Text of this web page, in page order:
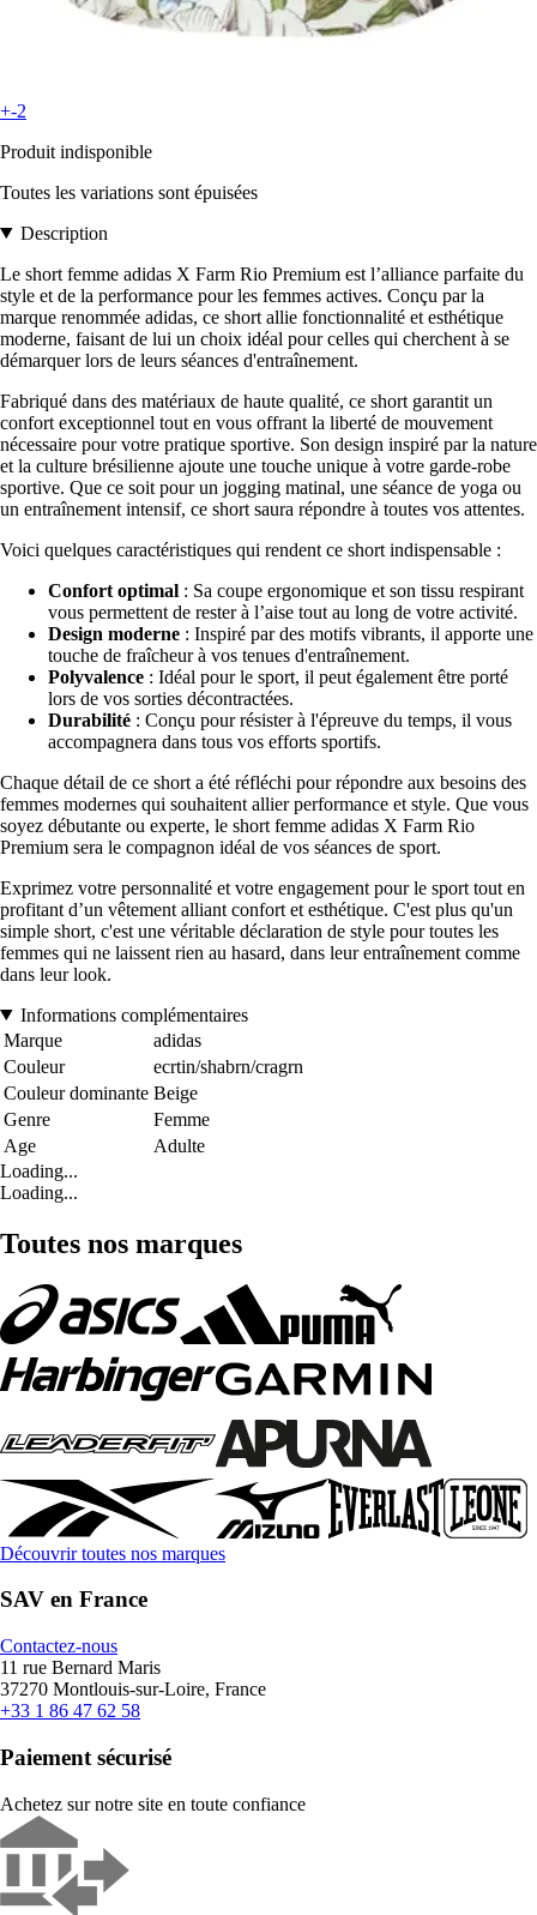
+-2
Produit indisponible
Toutes les variations sont épuisées
Description
Le short femme adidas X Farm Rio Premium est l’alliance parfaite du
style et de la performance pour les femmes actives. Conçu par la
marque renommée adidas, ce short allie fonctionnalité et esthétique
moderne, faisant de lui un choix idéal pour celles qui cherchent à se
démarquer lors de leurs séances d'entraînement.
Fabriqué dans des matériaux de haute qualité, ce short garantit un
confort exceptionnel tout en vous offrant la liberté de mouvement
nécessaire pour votre pratique sportive. Son design inspiré par la nature
et la culture brésilienne ajoute une touche unique à votre garde-robe
sportive. Que ce soit pour un jogging matinal, une séance de yoga ou
un entraînement intensif, ce short saura répondre à toutes vos attentes.
Voici quelques caractéristiques qui rendent ce short indispensable :
Confort optimal : Sa coupe ergonomique et son tissu respirant
vous permettent de rester à l’aise tout au long de votre activité.
Design moderne : Inspiré par des motifs vibrants, il apporte une
touche de fraîcheur à vos tenues d'entraînement.
Polyvalence : Idéal pour le sport, il peut également être porté
lors de vos sorties décontractées.
Durabilité : Conçu pour résister à l'épreuve du temps, il vous
accompagnera dans tous vos efforts sportifs.
Chaque détail de ce short a été réfléchi pour répondre aux besoins des
femmes modernes qui souhaitent allier performance et style. Que vous
soyez débutante ou experte, le short femme adidas X Farm Rio
Premium sera le compagnon idéal de vos séances de sport.
Exprimez votre personnalité et votre engagement pour le sport tout en
profitant d’un vêtement alliant confort et esthétique. C'est plus qu'un
simple short, c'est une véritable déclaration de style pour toutes les
femmes qui ne laissent rien au hasard, dans leur entraînement comme
dans leur look.
Informations complémentaires
Marque
adidas
Couleur
ecrtin/shabrn/cragrn
Couleur dominante Beige
Genre
Femme
Age
Adulte
Loading...
Loading...
Toutes nos marques
Découvrir toutes nos marques
SAV en France
Contactez-nous
11 rue Bernard Maris
37270 Montlouis-sur-Loire, France
+33 1 86 47 62 58
Paiement sécurisé
Achetez sur notre site en toute confiance